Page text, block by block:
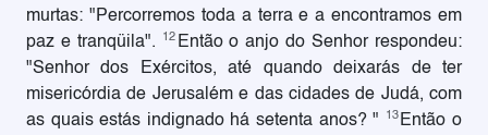
murtas: "Percorremos toda a terra e a encontramos em
paz e tranqüila".
12 Então o anjo do Senhor respondeu:
"Senhor dos Exércitos, até quando deixarás de ter
misericórdia de Jerusalém e das cidades de Judá, com
as quais estás indignado há setenta anos? "
13 Então o